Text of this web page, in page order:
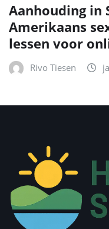
Aanhouding in
Amerikaans
lessen voor
Rivo Tiesen